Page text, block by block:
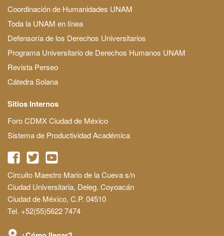
Coordinación de Humanidades UNAM
Toda la UNAM en línea
Defensoría de los Derechos Universitarios
Programa Universitario de Derechos Humanos UNAM
Revista Perseo
Cátedra Solana
Sitios Internos
Foro CDMX Ciudad de México
Sistema de Productividad Académica
Circuito Maestro Mario de la Cueva s/n
Ciudad Universitaria, Deleg. Coyoacán
Ciudad de México, C.P. 04510
Tel. +52(55)5622 7474